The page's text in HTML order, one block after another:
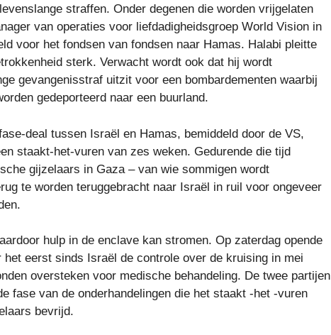
straffen. Onder degenen die worden vrijgelaten
van operaties voor liefdadigheidsgroep World Vision in
voor het fondsen van fondsen naar Hamas. Halabi pleitte
sterk. Verwacht wordt ook dat hij wordt
gevangenisstraf uitzit voor een bombardementen waarbij
gedeporteerd naar een buurland.
deal tussen Israël en Hamas, bemiddeld door de VS,
staakt-het-vuren van zes weken. Gedurende die tijd
gijzelaars in Gaza – van wie sommigen wordt
te worden teruggebracht naar Israël in ruil voor ongeveer
hulp in de enclave kan stromen. Op zaterdag opende
eerst sinds Israël de controle over de kruising in mei
oversteken voor medische behandeling. De twee partijen
fase van de onderhandelingen die het staakt -het -vuren
bevrijd.